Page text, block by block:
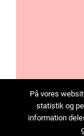
På vores
statistik og
information